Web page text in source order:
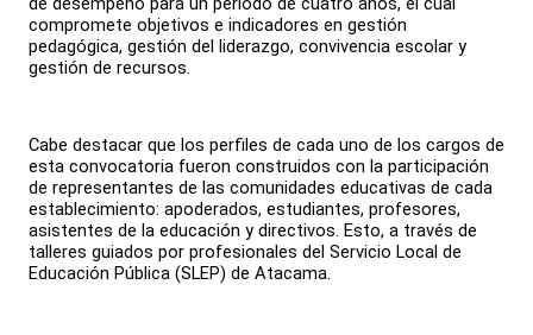
compromete objetivos e indicadores en gestión
pedagógica, gestión del liderazgo, convivencia escolar y
gestión de recursos.
Cabe destacar que los perfiles de cada uno de los cargos de
esta convocatoria fueron construidos con la participación
de representantes de las comunidades educativas de cada
establecimiento: apoderados, estudiantes, profesores,
asistentes de la educación y directivos. Esto, a través de
talleres guiados por profesionales del Servicio Local de
Educación Pública (SLEP) de Atacama.